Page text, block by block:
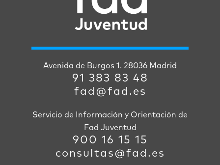
Avenida de Burgos 1. 28036 Madrid
91 383 83 48
fad@fad.es
Servicio de Información y Orientación de
Fad Juventud
900 16 15 15
consultas@fad.es